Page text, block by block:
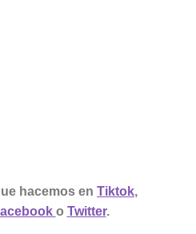
hacemos en Tiktok,
o Twitter.